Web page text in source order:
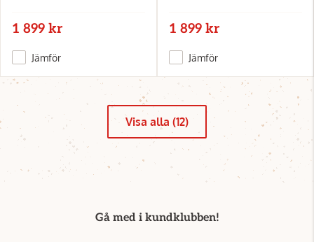
1 899 kr
Jämför
1 899 kr
Jämför
Visa alla (12)
Gå med i kundklubben!